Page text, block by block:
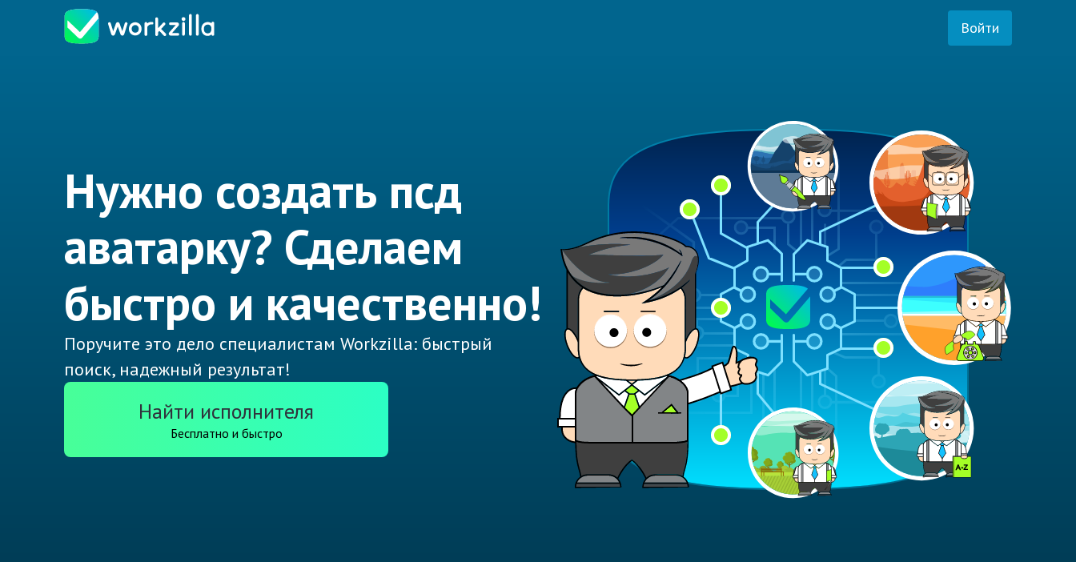
Войти
Нужно создать псд
аватарку? Сделаем
быстро и качественно!
Поручите это дело специалистам Workzilla: быстрый
поиск, надежный результат!
Найти исполнителя
Бесплатно и быстро